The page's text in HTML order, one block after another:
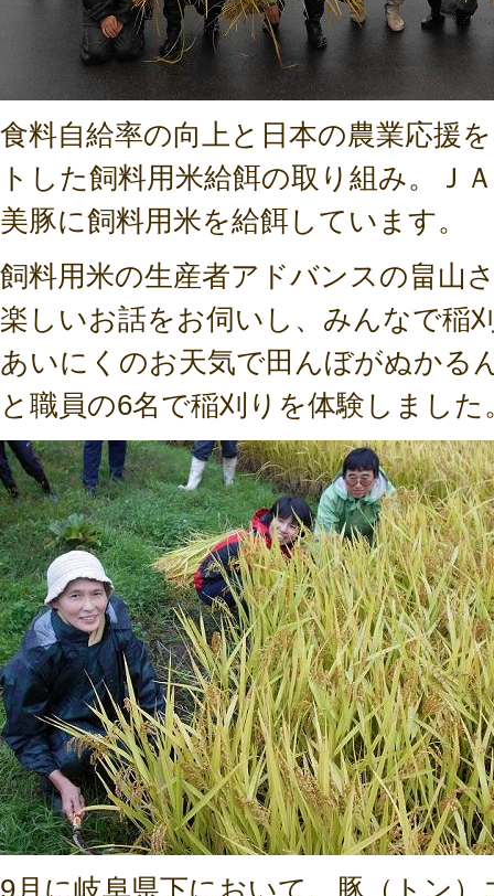
食料自給率の向上と日本の農業応援
トした飼料用米給餌の取り組み。Ｊ
美豚に飼料用米を給餌しています。
飼料用米の生産者アドバンスの畠山
楽しいお話をお伺いし、みんなで稲
あいにくのお天気で田んぼがぬかる
と職員の6名で稲刈りを体験しました
9月に岐阜県下において、豚（トン